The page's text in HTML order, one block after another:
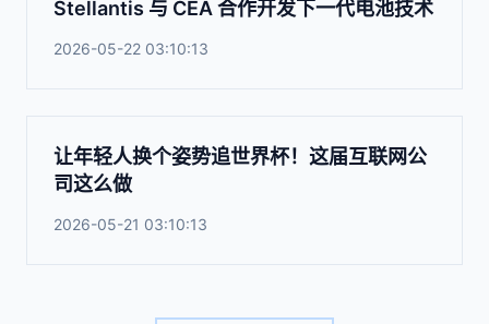
Stellantis 与 CEA 合作开发下一代电池技术
2026-05-22 03:10:13
让年轻人换个姿势追世界杯！这届互联网公
司这么做
2026-05-21 03:10:13